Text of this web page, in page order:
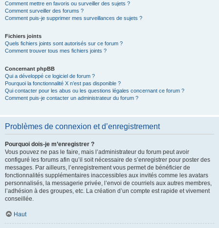
Comment mettre en favoris ou surveiller des sujets ?
Comment surveiller des forums ?
Comment puis-je supprimer mes surveillances de sujets ?
Fichiers joints
Quels fichiers joints sont autorisés sur ce forum ?
Comment trouver tous mes fichiers joints ?
Concernant phpBB
Qui a développé ce logiciel de forum ?
Pourquoi la fonctionnalité X n’est pas disponible ?
Qui contacter pour les abus ou les questions légales concernant ce forum ?
Comment puis-je contacter un administrateur du forum ?
Problèmes de connexion et d’enregistrement
Pourquoi dois-je m’enregistrer ?
Vous pouvez ne pas le faire, mais l’administrateur du forum peut avoir
configuré les forums afin qu’il soit nécessaire de s’enregistrer pour poster des
messages. Par ailleurs, l’enregistrement vous permet de bénéficier de
fonctionnalités supplémentaires inaccessibles aux invités comme les avatars
personnalisés, la messagerie privée, l’envoi de courriels aux autres membres,
l’adhésion à des groupes, etc. La création d’un compte est rapide et vivement
conseillée.
Haut